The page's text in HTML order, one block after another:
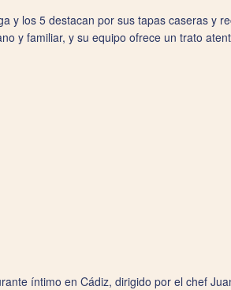
y los 5 destacan por sus tapas caseras y
y familiar, y su equipo ofrece un trato
íntimo en Cádiz, dirigido por el chef